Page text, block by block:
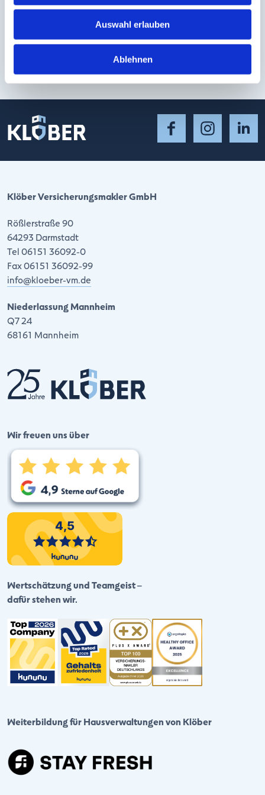
Auswahl erlauben
Ablehnen
unterstützen gemeinnützige Vereine aus der Region –
transparent und mit tollen Losgewinnen für Teilnehmer!
Klöber Versicherungsmakler GmbH
Rößlerstraße 90
64293 Darmstadt
Tel 06151 36092-0
Fax 06151 36092-99
info@kloeber-vm.de
Niederlassung Mannheim
Q7 24
68161 Mannheim
Wir freuen uns über
Wertschätzung und Teamgeist –
dafür stehen wir.
Weiterbildung für Hausverwaltungen von Klöber